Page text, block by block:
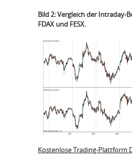
Bild 2: Vergleich der Intraday-
FDAX und FESX.
Kostenlose Trading-Plattform